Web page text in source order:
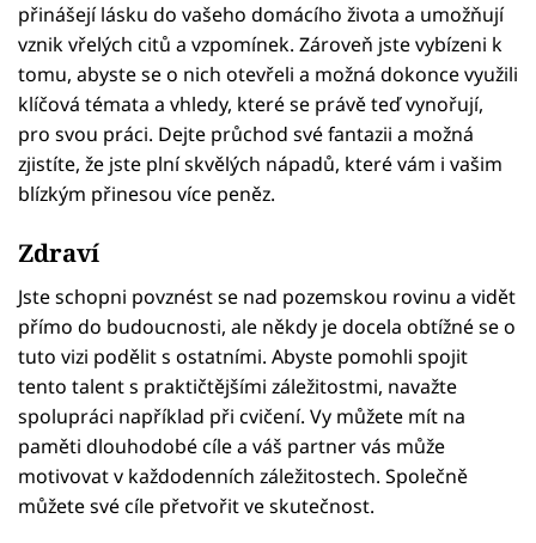
přinášejí lásku do vašeho domácího života a umožňují
vznik vřelých citů a vzpomínek. Zároveň jste vybízeni k
tomu, abyste se o nich otevřeli a možná dokonce využili
klíčová témata a vhledy, které se právě teď vynořují,
pro svou práci. Dejte průchod své fantazii a možná
zjistíte, že jste plní skvělých nápadů, které vám i vašim
blízkým přinesou více peněz.
Zdraví
Jste schopni povznést se nad pozemskou rovinu a vidět
přímo do budoucnosti, ale někdy je docela obtížné se o
tuto vizi podělit s ostatními. Abyste pomohli spojit
tento talent s praktičtějšími záležitostmi, navažte
spolupráci například při cvičení. Vy můžete mít na
paměti dlouhodobé cíle a váš partner vás může
motivovat v každodenních záležitostech. Společně
můžete své cíle přetvořit ve skutečnost.